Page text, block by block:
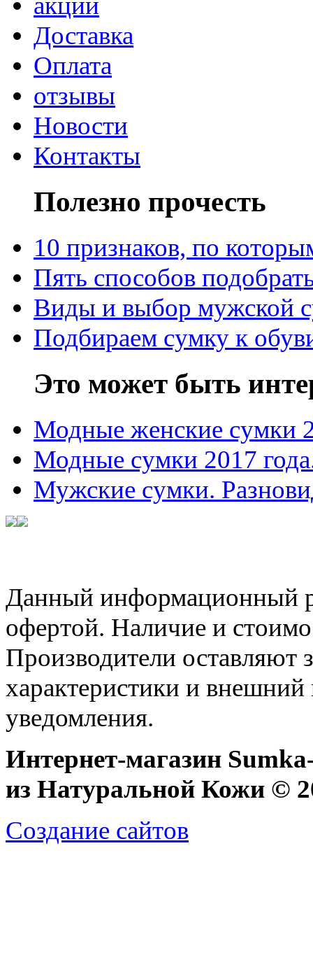
Доставка
Оплата
отзывы
Новости
Контакты
Полезно прочесть
10 признаков, по
Пять способов
Виды и выбор мужской
Подбираем сумку к
Это может быть
Модные женские сумки
Модные сумки 2017
Мужские сумки.
Данный информационный
офертой. Наличие и
Производители оставляют
характеристики и внешний
уведомления.
Интернет-магазин
из Натуральной Кожи ©
Создание сайтов